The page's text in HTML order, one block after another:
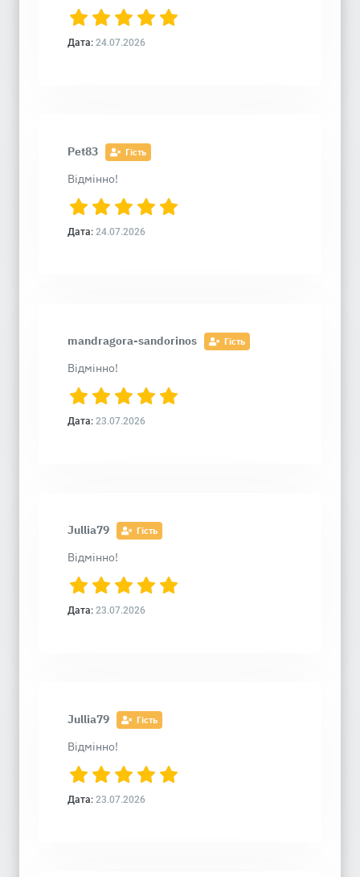
Дата: 24.07.2026
Pet83 Гість
Відмінно!
Дата: 24.07.2026
mandragora-sandorinos Гість
Відмінно!
Дата: 23.07.2026
Jullia79 Гість
Відмінно!
Дата: 23.07.2026
Jullia79 Гість
Відмінно!
Дата: 23.07.2026